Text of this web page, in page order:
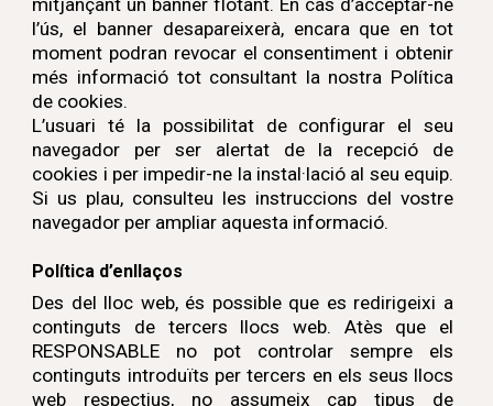
l’ús, el banner desapareixerà, encara que en tot
moment podran revocar el consentiment i obtenir
més informació tot consultant la nostra Política
de cookies.
L’usuari té la possibilitat de configurar el seu
navegador per ser alertat de la recepció de
cookies i per impedir-ne la instal·lació al seu equip.
Si us plau, consulteu les instruccions del vostre
navegador per ampliar aquesta informació.
Política d’enllaços
Des del lloc web, és possible que es redirigeixi a
continguts de tercers llocs web. Atès que el
RESPONSABLE no pot controlar sempre els
continguts introduïts per tercers en els seus llocs
web respectius, no assumeix cap tipus de